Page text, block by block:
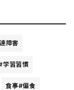
障害
学習習慣
食事#偏食